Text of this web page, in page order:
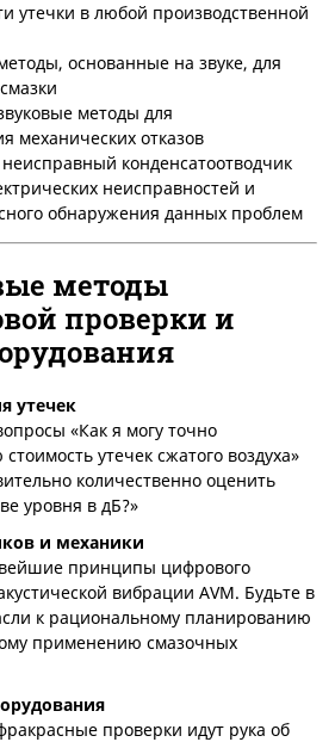
утечки в любой производственной
основанные на звуке, для
методы для
механических отказов
конденсатоотводчик
неисправностей и
обнаружения данных проблем
методы
проверки и
утечек
«Как я могу точно
утечек сжатого воздуха»
количественно оценить
уровня в дБ?»
и механики
принципы цифрового
вибрации AVM. Будьте в
к рациональному планированию
применению смазочных
проверки идут рука об